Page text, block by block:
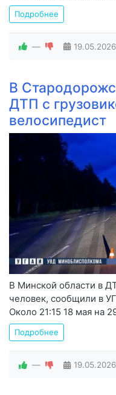
Подробнее
— 19.05.2026
В
ДТП с
велосипедист
В Минской области в
человек, сообщили в
Около 21:15 18 мая на
Подробнее
— 19.05.2026